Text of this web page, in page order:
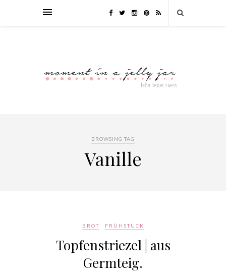
BROWSING TAG
Vanille
BROT FRÜHSTÜCK
Topfenstriezel | aus
Germteig.